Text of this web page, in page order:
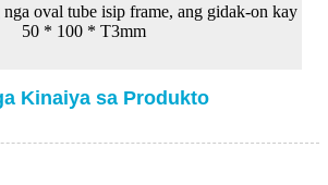
nga oval tube isip frame, ang gidak-on kay
50 * 100 * T3mm
Kinaiya sa Produkto